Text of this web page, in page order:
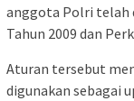
anggota Polri telah
Tahun 2009 dan
Aturan tersebut
digunakan sebagai